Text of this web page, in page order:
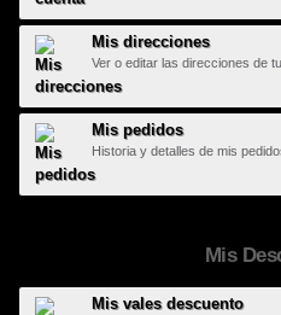
Mis direcciones
Ver o editar las direcciones de
Mis pedidos
Historia y detalles de mis
Mis
Mis vales descuento